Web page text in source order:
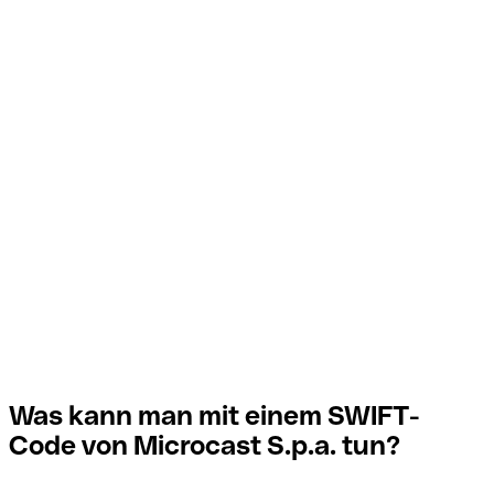
Was kann man mit einem SWIFT-
Code von Microcast S.p.a. tun?